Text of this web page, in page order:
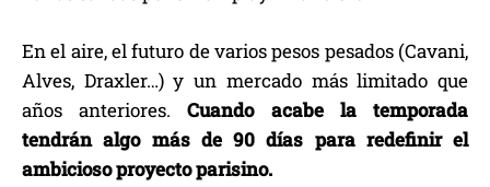
En el aire, el futuro de varios pesos pesados (Cavani,
Alves, Draxler…) y un mercado más limitado que
años anteriores.Cuando acabe la temporada
tendrán algo más de 90 días para redefinir el
ambicioso proyecto parisino.